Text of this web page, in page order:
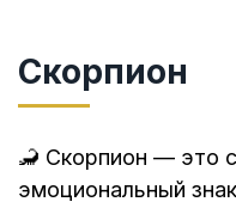
Скорпион
🦂 Скорпион — это
эмоциональный